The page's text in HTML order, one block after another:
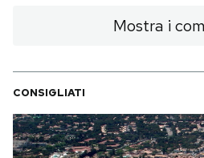
Mostra i
CONSIGLIATI